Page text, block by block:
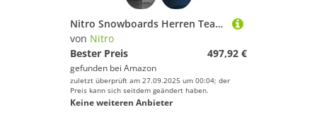
Nitro Snowboards Herren Team GULLWING BRD ´23, Freestyleboard, Directional Twin, Gullwing Rocker, All-Terrain
von Nitro
Bester Preis
497,92 €
gefunden bei Amazon
zuletzt überprüft am 27.09.2025 um 00:04; der
Preis kann sich seitdem geändert haben.
Keine weiteren Anbieter